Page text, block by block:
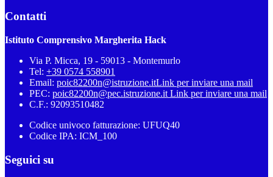
Contatti
Istituto Comprensivo Margherita Hack
Via P. Micca, 19 - 59013 - Montemurlo
Tel: +39 0574 558901
Email: poic82200n@istruzione.itLink per inviare una mail
PEC: poic82200n@pec.istruzione.it Link per inviare una mail
C.F.: 92093510482
Codice univoco fatturazione: UFUQ40
Codice IPA: ICM_100
Seguici su